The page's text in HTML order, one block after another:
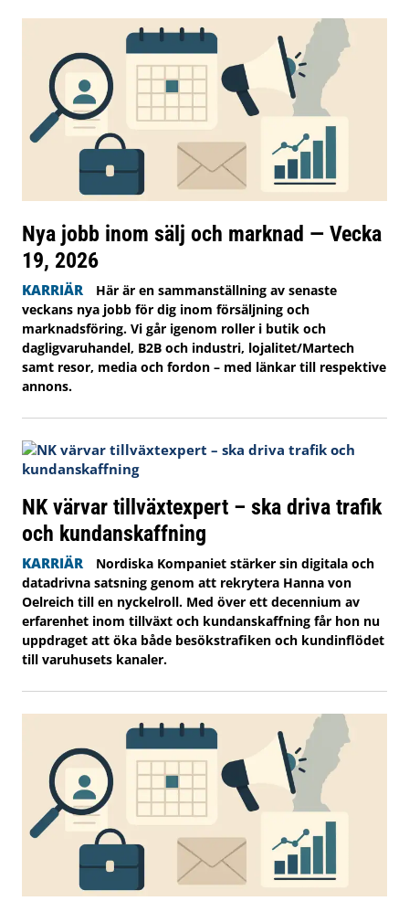
Nya jobb inom sälj och marknad — Vecka
19, 2026
KARRIÄR
Här är en sammanställning av senaste
veckans nya jobb för dig inom försäljning och
marknadsföring. Vi går igenom roller i butik och
dagligvaruhandel, B2B och industri, lojalitet/Martech
samt resor, media och fordon – med länkar till respektive
annons.
NK värvar tillväxtexpert – ska driva trafik
och kundanskaffning
KARRIÄR
Nordiska Kompaniet stärker sin digitala och
datadrivna satsning genom att rekrytera Hanna von
Oelreich till en nyckelroll. Med över ett decennium av
erfarenhet inom tillväxt och kundanskaffning får hon nu
uppdraget att öka både besökstrafiken och kundinflödet
till varuhusets kanaler.